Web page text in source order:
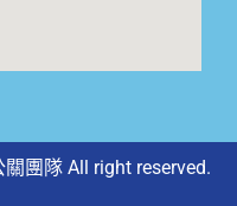
團隊 All right reserved.